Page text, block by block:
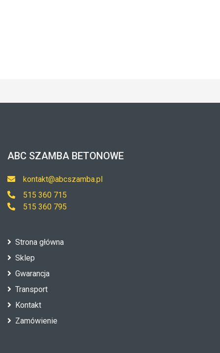
ABC SZAMBA BETONOWE
kontakt@abcszamba.pl
515 360 715
515 360 795
Strona główna
Sklep
Gwarancja
Transport
Kontakt
Zamówienie